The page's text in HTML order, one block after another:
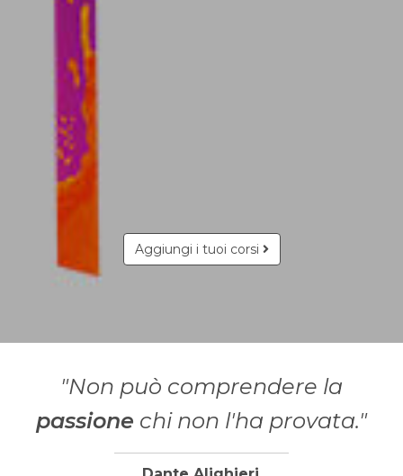
Aggiungi i tuoi corsi
"Non può comprendere la
passione chi non l'ha provata."